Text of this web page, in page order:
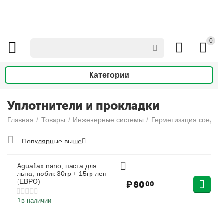
0
Категории
Уплотнители и прокладки
Главная / Товары / Инженерные системы / Герметизация
Популярные выше
Aguaflax nano, паста для
льна, тюбик 30гр + 15гр лен
(ЕВРО)
в наличии
₽8000